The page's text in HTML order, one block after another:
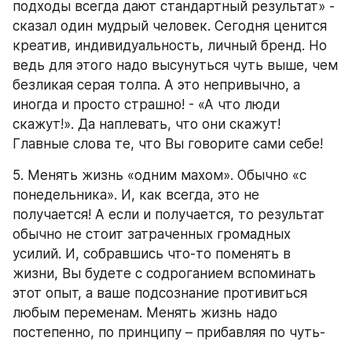
подходы всегда дают стандартный результат» -
сказал один мудрый человек. Сегодня ценится
креатив, индивидуальность, личный бренд. Но
ведь для этого надо высунуться чуть выше, чем
безликая серая толпа. А это непривычно, а
иногда и просто страшно! - «А что люди
скажут!». Да наплевать, что они скажут!
Главные слова те, что Вы говорите сами себе!
5. Менять жизнь «одним махом». Обычно «с
понедельника». И, как всегда, это не
получается! А если и получается, то результат
обычно не стоит затраченных громадных
усилий. И, собравшись что-то поменять в
жизни, Вы будете с содроганием вспоминать
этот опыт, а ваше подсознание противиться
любым переменам. Менять жизнь надо
постепенно, по принципу – прибавляя по чуть-